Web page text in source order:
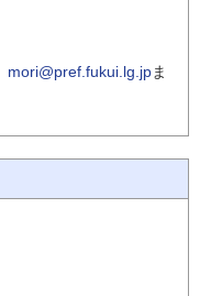
mori@pref.fukui.lg.jpま